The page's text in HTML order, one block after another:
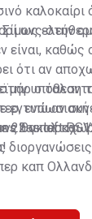
καλοκαίρι
ως
στην
είναι, καθώς
ότι αν
o
ενώ αν
θα
υπόθεση
22 γκολ και
καπ
has left